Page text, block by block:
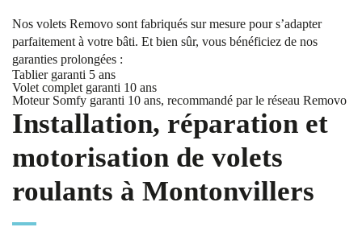
Nos volets Removo sont fabriqués sur mesure pour s’adapter
parfaitement à votre bâti. Et bien sûr, vous bénéficiez de nos
garanties prolongées :
Tablier garanti 5 ans
Volet complet garanti 10 ans
Moteur Somfy garanti 10 ans, recommandé par le réseau Removo
Installation, réparation et
motorisation de volets
roulants à Montonvillers